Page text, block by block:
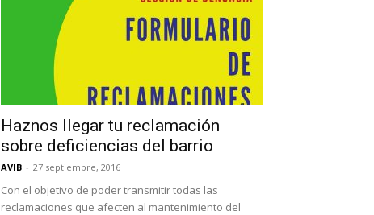
Haznos llegar tu reclamación
sobre deficiencias del barrio
AVIB - 27 septiembre, 2016
Con el objetivo de poder transmitir todas las
reclamaciones que afecten al mantenimiento del